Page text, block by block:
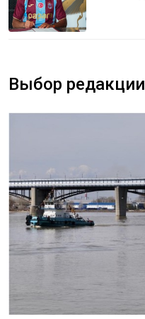
Выбор редакции